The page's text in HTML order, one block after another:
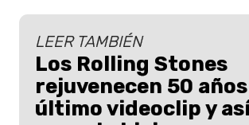
LEER TAMBIÉN
Los Rolling Stones
rejuvenecen 50
último videoclip y